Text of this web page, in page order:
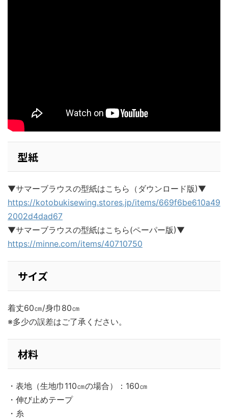
型紙
▼サマーブラウスの型紙はこちら（ダウンロード版)▼
https://kotobukisewing.stores.jp/items/669f6be610a49
2002d4dad67
▼サマーブラウスの型紙はこちら(ペーパー版)▼
https://minne.com/items/40710750
サイズ
着丈60㎝/身巾80㎝
※多少の誤差はご了承ください。
材料
・表地（生地巾110㎝の場合）：160㎝
・伸び止めテープ
・糸